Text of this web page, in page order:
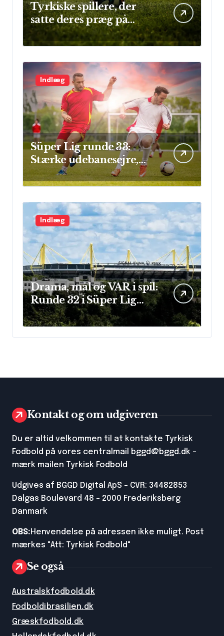
Tyrkiske spillere, der
satte deres præg på
Champions League
Indlæg
Süper Lig runde 33:
Stærke udebanesejre,
mål i flok og sikre clean
sheets
Indlæg
Drama, mål og VAR i spil:
Runde 32 i Süper Lig
leverede store
præstationer og sene
afgørelser
Kontakt og om udgiveren
Du er altid velkommen til at kontakte Tyrkisk
Fodbold på vores centralmail
bggd@bggd.dk -
mærk mailen Tyrkisk Fodbold
Udgives af BGGD Digital ApS - CVR: 34482853
Dalgas Boulevard 48 - 2000 Frederiksberg
Danmark
OBS:Henvendelse på adressen ikke muligt. Post
mærkes "Att: Tyrkisk Fodbold"
Se også
Australskfodbold.dk
Fodboldibrasilien.dk
Græskfodbold.dk